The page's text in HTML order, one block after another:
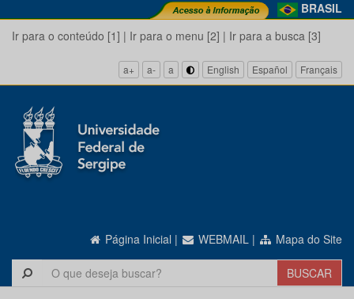
BRASIL
Ir para o conteúdo [1] | Ir para o menu [2] | Ir para a busca [3]
a+ a- a English Español Français
Página Inicial | WEBMAIL | Mapa do Site